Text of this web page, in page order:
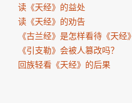
读《天经》的益处
读《天经》的劝告
《古兰经》是怎样看待《天经》
《引支勒》会被人篡改吗？
回族轻看《天经》的后果